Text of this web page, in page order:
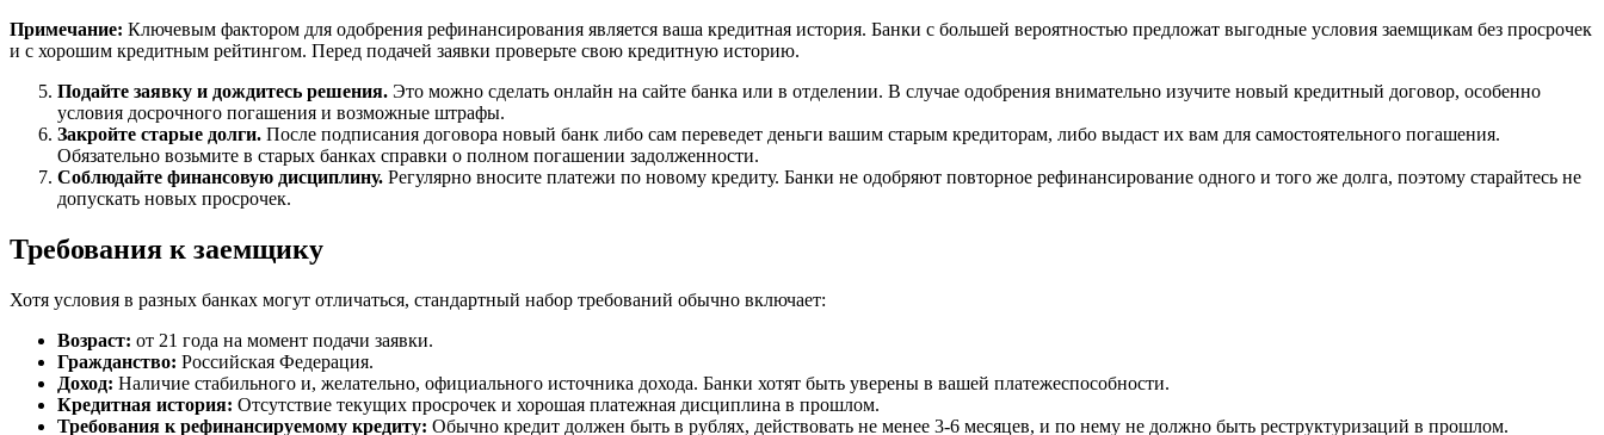
Примечание: Ключевым фактором для одобрения рефинансирования является ваша кредитная история. Банки с большей вероятностью предложат выгодные условия заемщикам без просрочек
и с хорошим кредитным рейтингом. Перед подачей заявки проверьте свою кредитную историю.
Подайте заявку и дождитесь решения. Это можно сделать онлайн на сайте банка или в отделении. В случае одобрения внимательно изучите новый кредитный договор, особенно
условия досрочного погашения и возможные штрафы.
Закройте старые долги. После подписания договора новый банк либо сам переведет деньги вашим старым кредиторам, либо выдаст их вам для самостоятельного погашения.
Обязательно возьмите в старых банках справки о полном погашении задолженности.
Соблюдайте финансовую дисциплину. Регулярно вносите платежи по новому кредиту. Банки не одобряют повторное рефинансирование одного и того же долга, поэтому старайтесь не
допускать новых просрочек.
Требования к заемщику
Хотя условия в разных банках могут отличаться, стандартный набор требований обычно включает:
Возраст: от 21 года на момент подачи заявки.
Гражданство: Российская Федерация.
Доход: Наличие стабильного и, желательно, официального источника дохода. Банки хотят быть уверены в вашей платежеспособности.
Кредитная история: Отсутствие текущих просрочек и хорошая платежная дисциплина в прошлом.
Требования к рефинансируемому кредиту: Обычно кредит должен быть в рублях, действовать не менее 3-6 месяцев, и по нему не должно быть реструктуризаций в прошлом.